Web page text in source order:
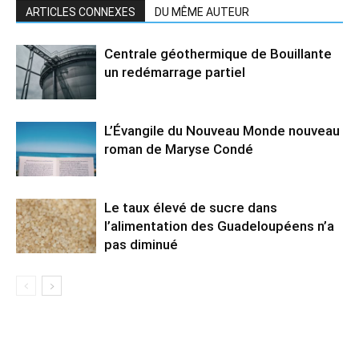
ARTICLES CONNEXES DU MÊME AUTEUR
Centrale géothermique de Bouillante
un redémarrage partiel
L’Évangile du Nouveau Monde nouveau
roman de Maryse Condé
Le taux élevé de sucre dans
l’alimentation des Guadeloupéens n’a
pas diminué